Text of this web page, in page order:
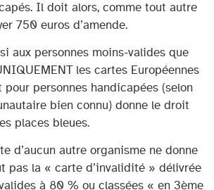
Il doit alors, comme tout autre
750 euros d’amende.
aux personnes moins-valides que
les cartes Européennes
personnes handicapées (selon
bien connu) donne le droit
places bleues.
d’aucun autre organisme ne donne
pas la « carte d’invalidité » délivrée
à 80 % ou classées « en 3ème